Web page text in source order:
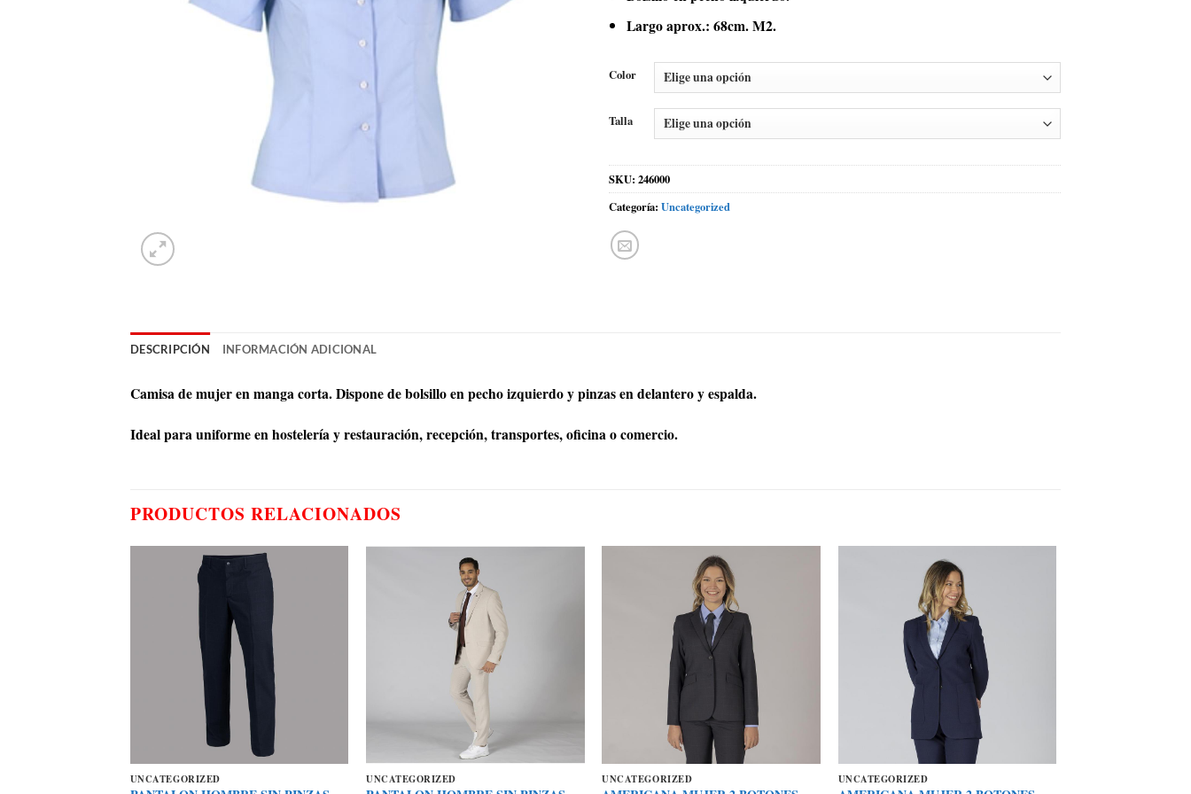
Largo aprox.: 68cm. M2.
Color
Talla
SKU: 246000
Categoría: Uncategorized
DESCRIPCIÓN INFORMACIÓN ADICIONAL
Camisa de mujer en manga corta. Dispone de bolsillo en pecho izquierdo y pinzas en delantero y espalda.
Ideal para uniforme en hostelería y restauración, recepción, transportes, oficina o comercio.
PRODUCTOS RELACIONADOS
UNCATEGORIZED UNCATEGORIZED UNCATEGORIZED UNCATEGORIZED